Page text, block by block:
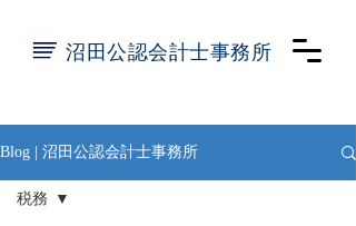
​沼田公認会計士事務所
Blog | 沼田公認会計士事務所
税務